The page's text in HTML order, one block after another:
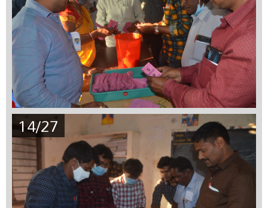
14/27